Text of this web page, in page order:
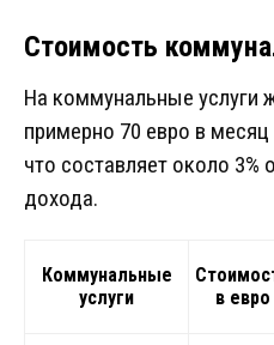
Стоимость
На коммунальные услуги
примерно 70 евро в
что составляет около 3%
дохода.
Коммунальные
услуги
в евро